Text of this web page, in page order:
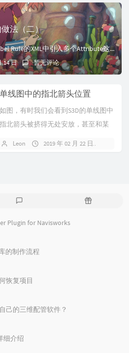
s\LabelRules目...
做法（二）
今天接着上篇继续讲，Label Rule的XML中引入多个Attribute这种方法。还是做带标高的管线号这个例子。1、SharedContent\Dra...
14 日 暂无评论
单线图中的指北箭头位置
如图，有时我们会看到S3D的单线图中
指北箭头被挤得无处安放，甚至和某
Leon 2019 年 02 月 22 日
评
随
Plugin for Navisworks
的制作流程
恢复项目
己的三维配管软件？
细介绍